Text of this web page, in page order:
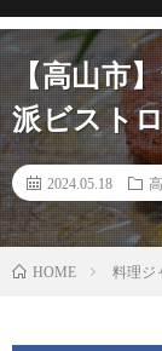
【高山市
派ビスト
2024.05.18
HOME 料理ジ